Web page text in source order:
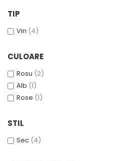
Illy Iperespresso
Nespresso Professional
Cafissimo
Tassimo
Cafea macinata
illy
Cafea Solubila
TIP
Vin (4)
CULOARE
Rosu (2)
Alb (1)
Rose (1)
STIL
Sec (4)